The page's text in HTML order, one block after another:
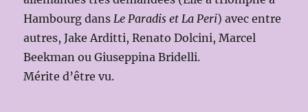
Hambourg dansLe Paradis et La Peri) avec entre
autres, Jake Arditti, Renato Dolcini, Marcel
Beekman ou Giuseppina Bridelli.
Mérite d’être vu.